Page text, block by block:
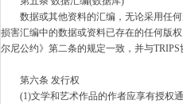
数据或其他资料的汇编，无论采用任何
损害汇编中的数据或资料已存在的任何版
尔尼公约》第二条的规定一致，并与
第六条 发行权
(1)文学和艺术作品的作者应享有授权通